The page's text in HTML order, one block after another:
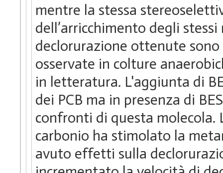
mentre la stessa
dell’arricchimento degli
declorurazione ottenute
osservate in colture
in letteratura. L'aggiunta di
dei PCB ma in presenza di
confronti di questa
carbonio ha stimolato la
avuto effetti sulla